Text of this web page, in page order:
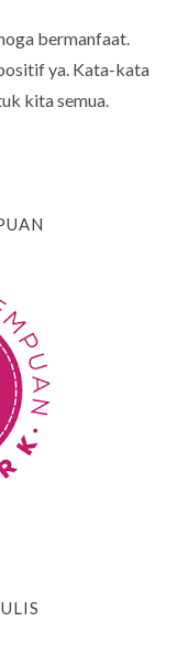
bermanfaat.
ya. Kata-kata
kita semua.